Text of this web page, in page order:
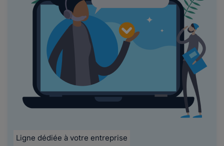
Ligne dédiée à votre entreprise